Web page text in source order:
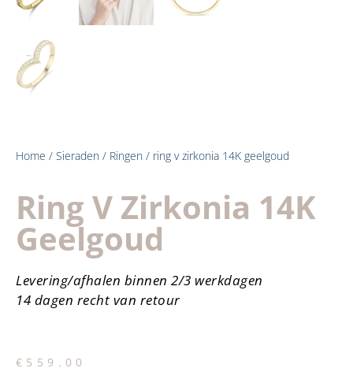
Home / Sieraden / Ringen / ring v zirkonia 14K geelgoud
Ring V Zirkonia 14K
Geelgoud
Levering/afhalen binnen 2/3 werkdagen
14 dagen recht van retour
€ 559.00